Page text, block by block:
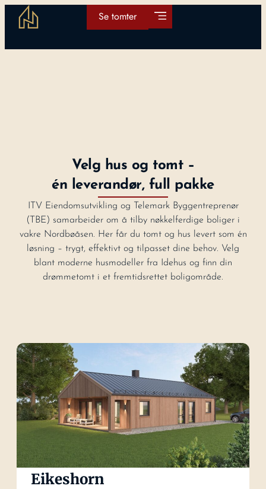
Se tomter
Velg hus og tomt –
én leverandør, full pakke
ITV Eiendomsutvikling og Telemark Byggentreprenør
(TBE) samarbeider om å tilby nøkkelferdige boliger i
vakre Nordbøåsen. Her får du tomt og hus levert som én
løsning – trygt, effektivt og tilpasset dine behov. Velg
blant moderne husmodeller fra Idehus og finn din
drømmetomt i et fremtidsrettet boligområde.
Eikeshorn